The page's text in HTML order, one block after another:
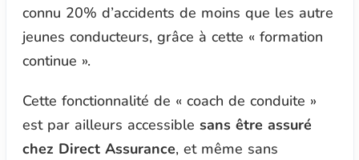
connu 20% d’accidents de moins que les autre
jeunes conducteurs, grâce à cette « formation
continue ».
Cette fonctionnalité de « coach de conduite »
est par ailleurs accessible sans être assuré
chez Direct Assurance, et même sans